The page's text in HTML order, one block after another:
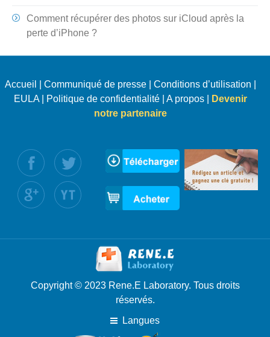
Comment récupérer des photos sur iCloud après la
perte d’iPhone ?
Accueil Communiqué de presse| Conditions d’utilisation
EULA| Politique de confidentialité| A propos|
Devenir
notre partenaire
nous :
Copyright © 2023 Rene.E Laboratory. Tous droits
réservés.
Langues